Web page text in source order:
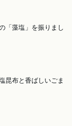
「藻塩」を振りまし
昆布と香ばしいごま